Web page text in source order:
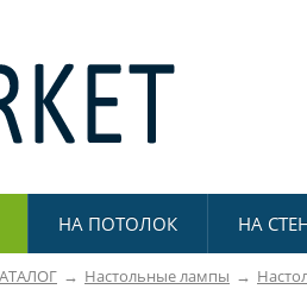
НА ПОТОЛОК НА
Настольные лампы